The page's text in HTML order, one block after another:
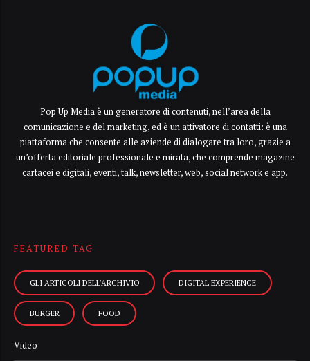
Pop Up Media è un generatore di contenuti, nell’area della
comunicazione e del marketing, ed è un attivatore di contatti: è una
piattaforma che consente alle aziende di dialogare tra loro, grazie a
un’offerta editoriale professionale e mirata, che comprende magazine
cartacei e digitali, eventi, talk, newsletter, web, social network e app.
FEATURED TAG
GLI ARTICOLI DELL’ARCHIVIO DIGITAL EXPERIENCE
BURGER FOOD
Video